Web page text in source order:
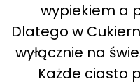
wypiekiem a
Dlatego w
wyłącznie na
Każde ciasto